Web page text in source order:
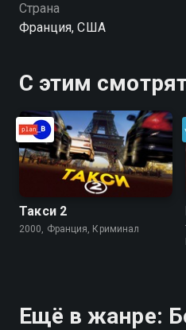
Страна
Франция, США
С этим
Такси 2
2000, Франция, Криминал
Ещё в жанре: